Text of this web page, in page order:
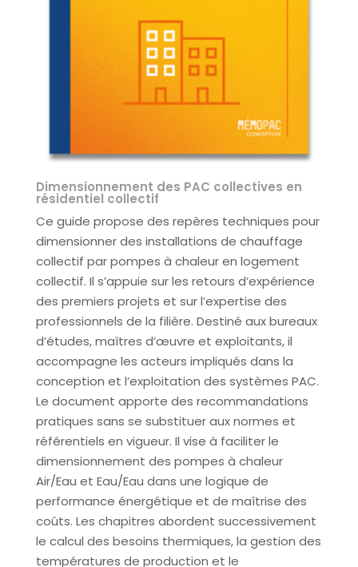
Dimensionnement des PAC collectives en
résidentiel collectif
Ce guide propose des repères techniques pour
dimensionner des installations de chauffage
collectif par pompes à chaleur en logement
collectif. Il s’appuie sur les retours d’expérience
des premiers projets et sur l’expertise des
professionnels de la filière. Destiné aux bureaux
d’études, maîtres d’œuvre et exploitants, il
accompagne les acteurs impliqués dans la
conception et l’exploitation des systèmes PAC.
Le document apporte des recommandations
pratiques sans se substituer aux normes et
référentiels en vigueur. Il vise à faciliter le
dimensionnement des pompes à chaleur
Air/Eau et Eau/Eau dans une logique de
performance énergétique et de maîtrise des
coûts. Les chapitres abordent successivement
le calcul des besoins thermiques, la gestion des
températures de production et le